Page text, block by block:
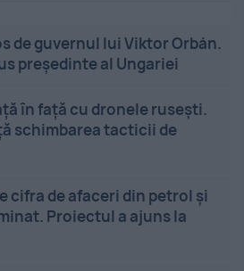
de guvernul lui Viktor Orbán.
președinte al Ungariei
în față cu dronele rusești.
schimbarea tacticii de
cifra de afaceri din petrol și
Proiectul a ajuns la